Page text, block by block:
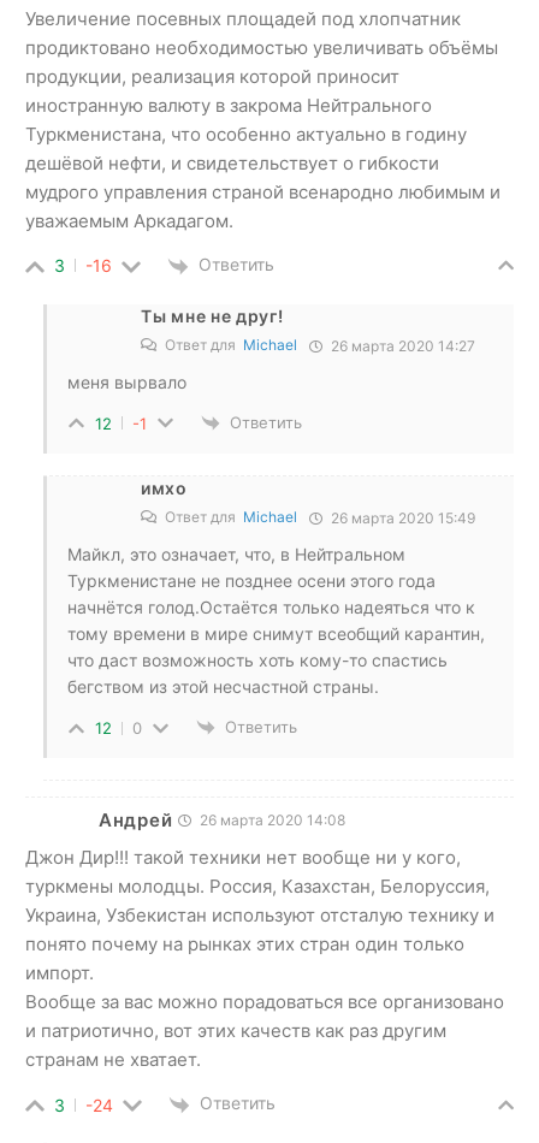
Увеличение посевных площадей под хлопчатник
продиктовано необходимостью увеличивать объёмы
продукции, реализация которой приносит
иностранную валюту в закрома Нейтрального
Туркменистана, что особенно актуально в годину
дешёвой нефти, и свидетельствует о гибкости
мудрого управления страной всенародно любимым и
уважаемым Аркадагом.
3 -16 Ответить
Ты мне не друг!
Ответ для Michael 26 марта 2020 14:27
меня вырвало
12 -1 Ответить
имхо
Ответ для Michael 26 марта 2020 15:49
Майкл, это означает, что, в Нейтральном
Туркменистане не позднее осени этого года
начнётся голод.Остаётся только надеяться что к
тому времени в мире снимут всеобщий карантин,
что даст возможность хоть кому-то спастись
бегством из этой несчастной страны.
12 0 Ответить
Андрей 26 марта 2020 14:08
Джон Дир!!! такой техники нет вообще ни у кого,
туркмены молодцы. Россия, Казахстан, Белоруссия,
Украина, Узбекистан используют отсталую технику и
понято почему на рынках этих стран один только
импорт.
Вообще за вас можно порадоваться все организовано
и патриотично, вот этих качеств как раз другим
странам не хватает.
3 -24 Ответить